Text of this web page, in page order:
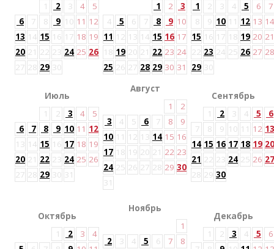
1
2 3 4
5
6
7 8 9 10 11 12
13 14 15 16 17 18 19
20 21 22 23 24 25 26
27 28 29 30
1
2
3
4
5 6 7 8 9 10
11 12 13 14 15 16 17
18 19 20 21 22 23 24
25 26 27 28 29 30 31
1
2 3 4 5 6
7
8
9 10 11 12 13 14
15 16 17 18 19 20 21
22 23 24 25 26 27 28
29 30
Июль
1
2 3 4
5
6
7 8 9 10 11 12
13 14 15 16 17 18 19
20 21 22 23 24 25 26
27 28 29 30 31
Август
1
2
3
4 5 6 7 8
9
10 11 12 13 14 15 16
17 18 19 20 21 22 23
24 25 26 27 28 29 30
31
Сентябрь
1
2 3 4 5
6
7
8 9 10 11 12 13
14 15 16 17 18 19 20
21 22 23 24 25 26 27
28 29 30
Октябрь
1
2 3
4
Ноябрь
1
2
3 4 5 6 7 8
Декабрь
1
2 3 4 5
6